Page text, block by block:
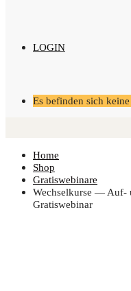
LOGIN
Es befinden sich
Home
Shop
Gratiswebinare
Wech­sel­kur­se — Auf-
Gratiswebinar